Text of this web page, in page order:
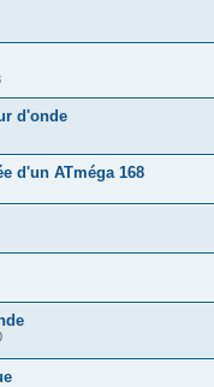
d'onde
d'un ATméga 168